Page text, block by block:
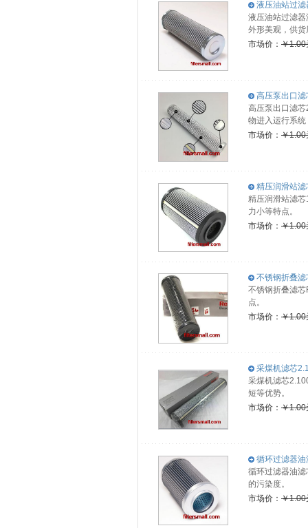
液压油站过
液压油站过滤
外形美观，供
市场价： ￥1.00
高压泵出口
高压泵出口滤
物进入运行系
市场价： ￥1.00
精压润滑站
精压润滑站滤
力小等特点。
市场价： ￥1.00
不锈钢折叠
不锈钢折叠滤
点。
市场价： ￥1.00
采煤机滤芯
采煤机滤芯
短等优势。
市场价： ￥1.00
循环过滤器
循环过滤器油
的污染度。
市场价： ￥1.00